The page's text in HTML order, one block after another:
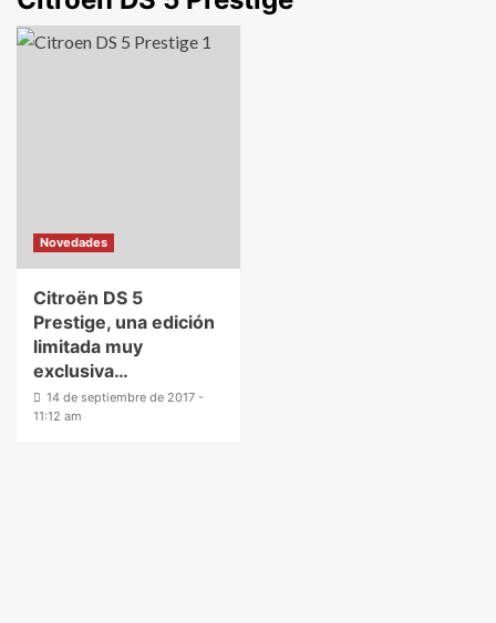
Novedades
Citroën DS 5
Prestige, una edición
limitada muy
exclusiva…
14 de septiembre de 2017 -
11:12 am